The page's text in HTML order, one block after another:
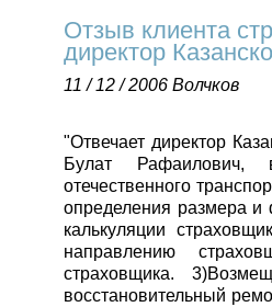
Отзыв клиента
директор
11 / 12 / 2006 Волчков
"Отвечает директор
Булат
отечественного
определения размера
калькуляции
направлению
страховщика.
восстановительный